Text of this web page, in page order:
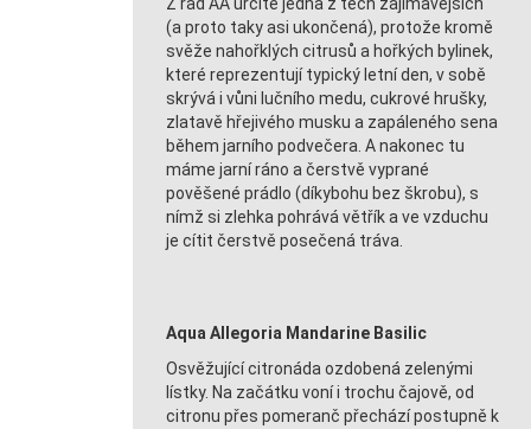
(a proto taky asi ukončená), protože kromě
svěže nahořklých citrusů a hořkých bylinek,
které reprezentují typický letní den, v sobě
skrývá i vůni lučního medu, cukrové hrušky,
zlatavě hřejivého musku a zapáleného sena
během jarního podvečera. A nakonec tu
máme jarní ráno a čerstvě vyprané
pověšené prádlo (díkybohu bez škrobu), s
nímž si zlehka pohrává větřík a ve vzduchu
je cítit čerstvě posečená tráva.
Aqua Allegoria Mandarine Basilic
Osvěžující citronáda ozdobená zelenými
lístky. Na začátku voní i trochu čajově, od
citronu přes pomeranč přechází postupně k